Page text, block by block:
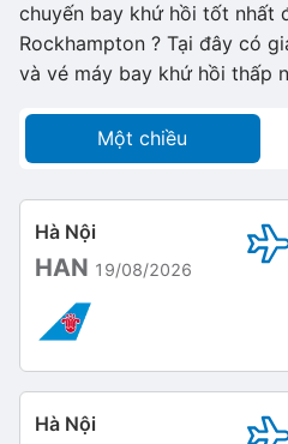
chuyến bay khứ hồi tốt nhất
Rockhampton ? Tại đây có
và vé máy bay khứ hồi thấp
Một chiều
Hà Nội
HAN 19/08/2026
Hà Nội